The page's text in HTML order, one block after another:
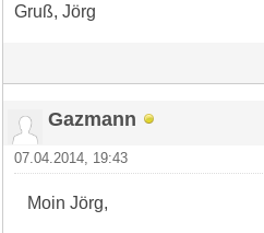
Gruß, Jörg
Gazmann
07.04.2014, 19:43
Moin Jörg,